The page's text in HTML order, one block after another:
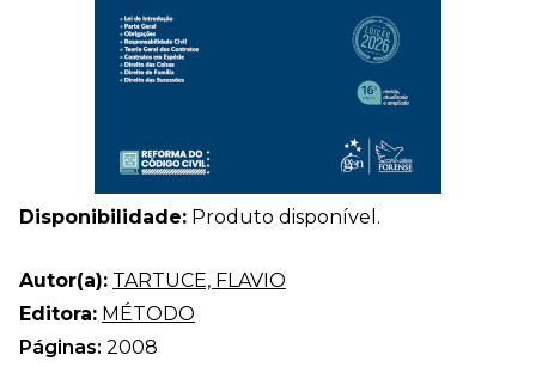
Disponibilidade: Produto disponível.
Autor(a): TARTUCE, FLAVIO
Editora: MÉTODO
Páginas: 2008